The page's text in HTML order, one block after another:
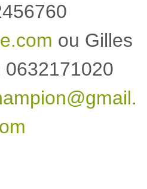
ou Gilles
0632171020